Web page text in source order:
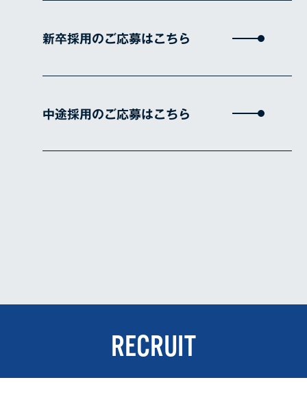
新卒採用のご応募はこちら
中途採用のご応募はこちら
RECRUIT
COMPANY
代表メッセージ
経営理念
経営方針